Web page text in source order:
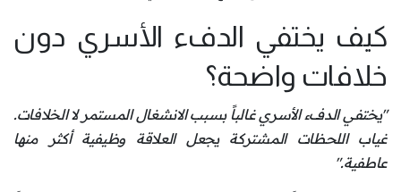
كيف يختفي الدفء الأسري دون
خلافات واضحة؟
"يختفي الدفء الأسري غالباً بسبب الانشغال المستمر لا الخلافات.
غياب اللحظات المشتركة يجعل العلاقة وظيفية أكثر منها
عاطفية."